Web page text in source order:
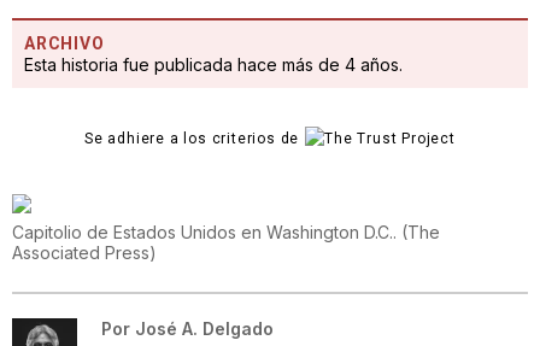
ARCHIVO
Esta historia fue publicada hace más de 4 años.
Se adhiere a los criterios de
Capitolio de Estados Unidos en Washington D.C.. (The
Associated Press)
Por José A. Delgado